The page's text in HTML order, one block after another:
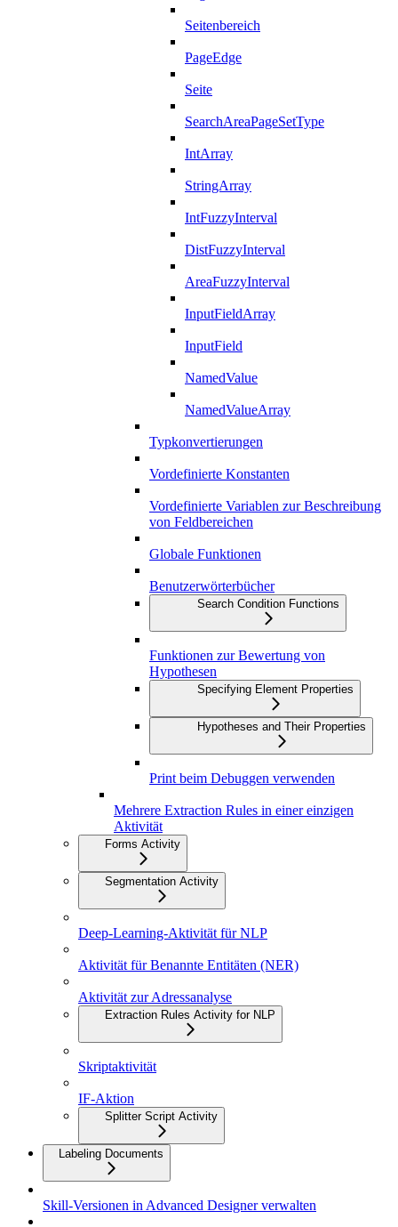
Seitenbereich
PageEdge
Seite
SearchAreaPageSetType
IntArray
StringArray
IntFuzzyInterval
DistFuzzyInterval
AreaFuzzyInterval
InputFieldArray
InputField
NamedValue
NamedValueArray
Typkonvertierungen
Vordefinierte Konstanten
Vordefinierte Variablen zur Beschreibung
von Feldbereichen
Globale Funktionen
Benutzerwörterbücher
Search Condition Functions
Funktionen zur Bewertung von
Hypothesen
Specifying Element Properties
Hypotheses and Their Properties
Print beim Debuggen verwenden
Mehrere Extraction Rules in einer einzigen
Aktivität
Forms Activity
Segmentation Activity
Deep-Learning-Aktivität für NLP
Aktivität für Benannte Entitäten (NER)
Aktivität zur Adressanalyse
Extraction Rules Activity for NLP
Skriptaktivität
IF-Aktion
Splitter Script Activity
Labeling Documents
Skill-Versionen in Advanced Designer verwalten